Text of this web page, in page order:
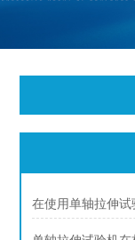
在使用单轴拉伸